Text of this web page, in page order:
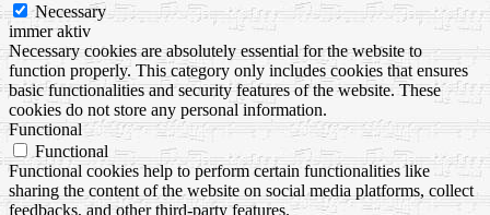
Necessary
immer aktiv
Necessary cookies are absolutely essential for the website to
function properly. This category only includes cookies that ensures
basic functionalities and security features of the website. These
cookies do not store any personal information.
Functional
Functional
Functional cookies help to perform certain functionalities like
sharing the content of the website on social media platforms, collect
feedbacks, and other third-party features.